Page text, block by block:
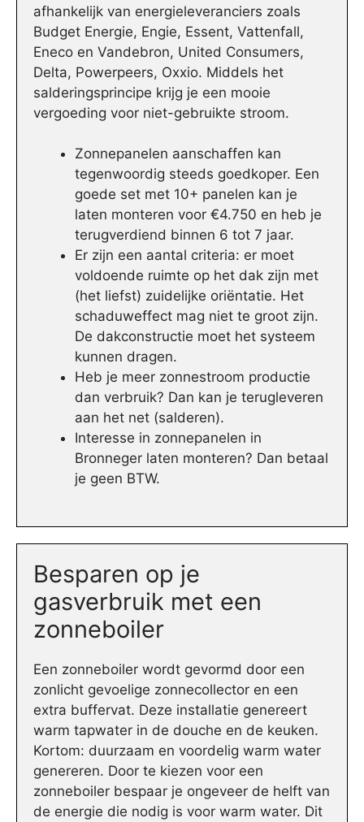
afhankelijk van energieleveranciers zoals
Budget Energie, Engie, Essent, Vattenfall,
Eneco en Vandebron, United Consumers,
Delta, Powerpeers, Oxxio. Middels het
salderingsprincipe krijg je een mooie
vergoeding voor niet-gebruikte stroom.
Zonnepanelen aanschaffen kan
tegenwoordig steeds goedkoper. Een
goede set met 10+ panelen kan je
laten monteren voor €4.750 en heb je
terugverdiend binnen 6 tot 7 jaar.
Er zijn een aantal criteria: er moet
voldoende ruimte op het dak zijn met
(het liefst) zuidelijke oriëntatie. Het
schaduweffect mag niet te groot zijn.
De dakconstructie moet het systeem
kunnen dragen.
Heb je meer zonnestroom productie
dan verbruik? Dan kan je terugleveren
aan het net (salderen).
Interesse in zonnepanelen in
Bronneger laten monteren? Dan betaal
je geen BTW.
Besparen op je
gasverbruik met een
zonneboiler
Een zonneboiler wordt gevormd door een
zonlicht gevoelige zonnecollector en een
extra buffervat. Deze installatie genereert
warm tapwater in de douche en de keuken.
Kortom: duurzaam en voordelig warm water
genereren. Door te kiezen voor een
zonneboiler bespaar je ongeveer de helft van
de energie die nodig is voor warm water. Dit